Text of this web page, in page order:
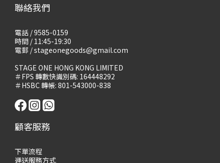
聯絡我們
電話 / 9585-0159
時間 / 11:45-19:30
電郵 / stageonegoods@gmail.com
STAGE ONE HONG KONG LIMITED
＃FPS 轉數快識別碼: 164448292
＃HSBC 轉帳: 801-543000-838
顧客服務
下單流程
運送服務方式